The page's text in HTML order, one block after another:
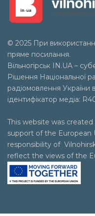
© 2025 При
пряме посилання.
Вільногірськ
IN.UA –
Рішення Національної
радіомовлення України
ідентифікатор медіа:
This website was
support of the European
responsibility of
reflect the views of the